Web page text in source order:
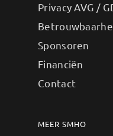
Privacy AVG /
Sponsoren
Financiën
Contact
MEER SMHO